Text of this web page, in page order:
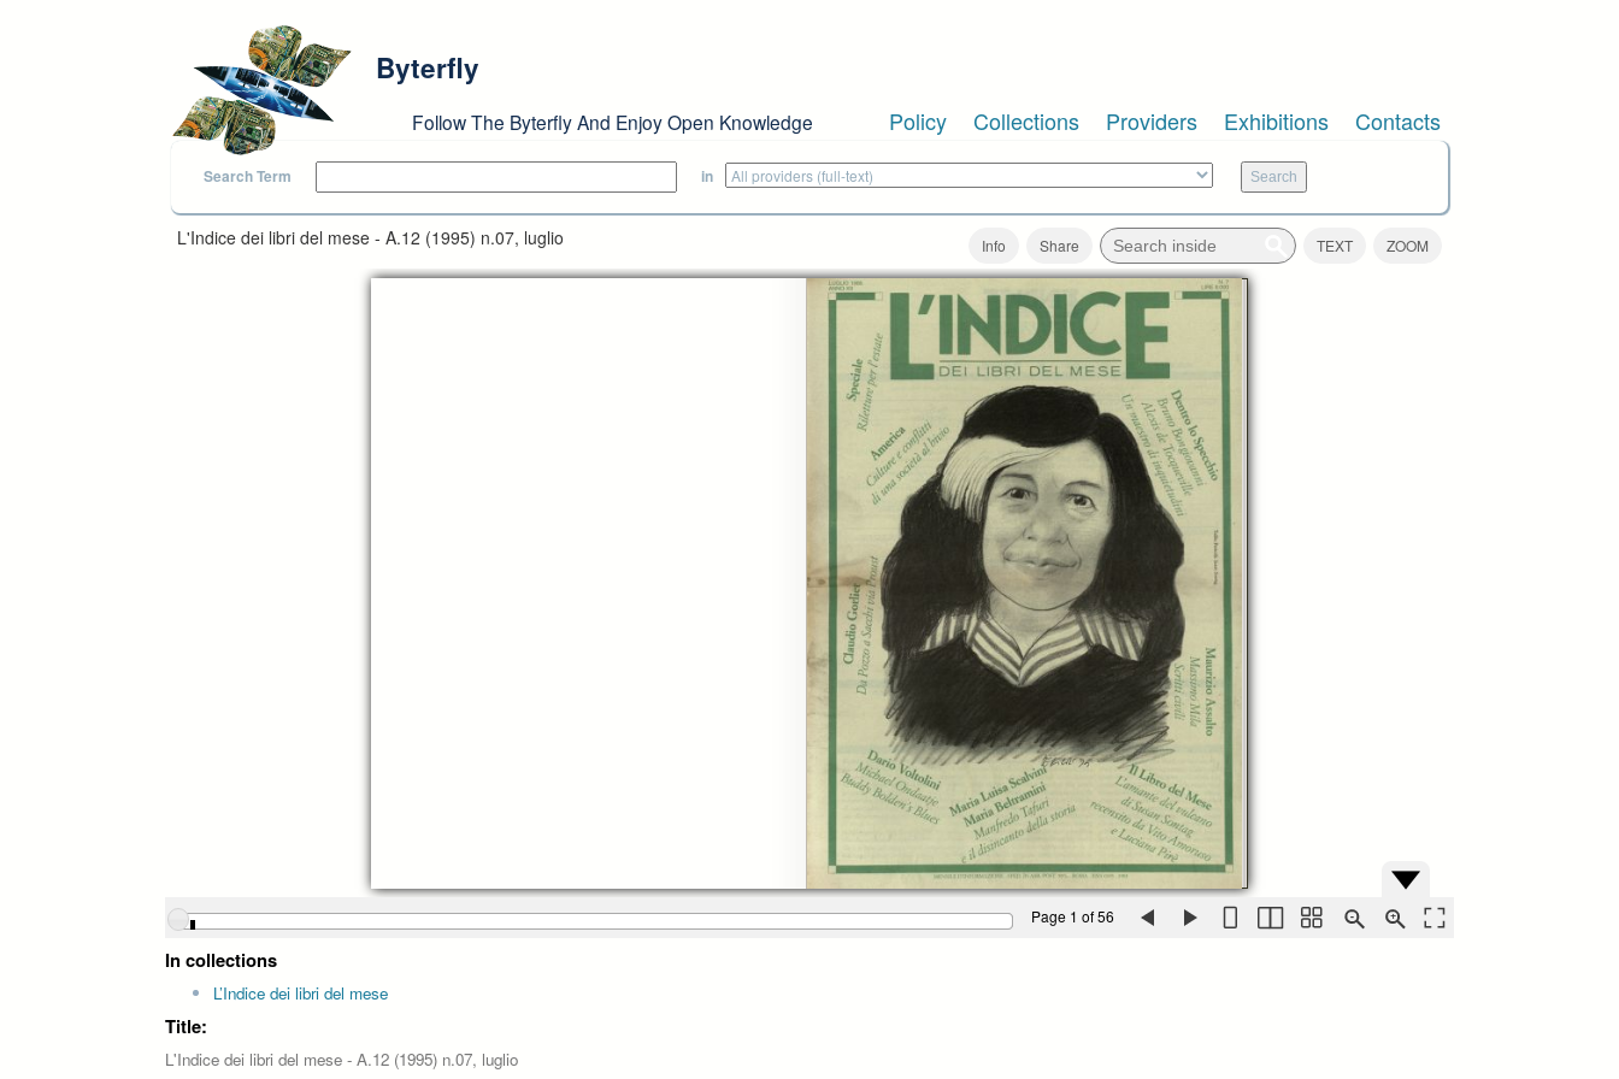
Byterfly
Follow The Byterfly And Enjoy Open Knowledge Policy Collections Providers Exhibitions Contacts
Search Term in
L'Indice dei libri del mese - A.12 (1995) n.07, luglio Info Share TEXT ZOOM
Page 1 of 56
In collections
L’Indice dei libri del mese
Title:
L'Indice dei libri del mese - A.12 (1995) n.07, luglio